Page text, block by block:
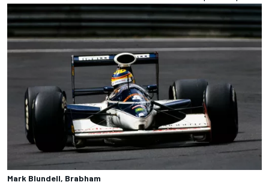
Mark Blundell, Brabham